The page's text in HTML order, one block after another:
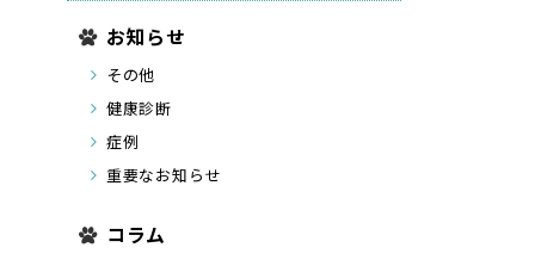
お知らせ
その他
健康診断
症例
重要なお知らせ
コラム